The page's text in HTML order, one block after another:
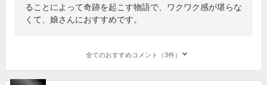
ることによって奇跡を起こす物語で、ワクワク感が堪らな
くて、娘さんにおすすめです。
全てのおすすめコメント（3件）